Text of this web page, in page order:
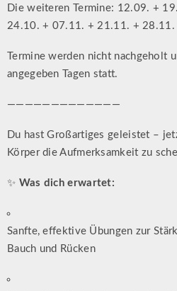
Die weiteren Termine: 12.09. +
24.10. + 07.11. + 21.11. +
Termine werden nicht nachgeholt
angegeben Tagen statt.
—————————————
Du hast Großartiges geleistet –
Körper die Aufmerksamkeit zu
✨ Was dich erwartet:
Sanfte, effektive Übungen zur
Bauch und Rücken